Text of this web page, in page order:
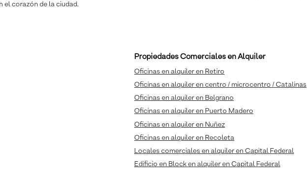
el corazón de la ciudad.
Propiedades Comerciales en Alquiler
Oficinas en alquiler en Retiro
Oficinas en alquiler en centro / microcentro / Catalinas
Oficinas en alquiler en Belgrano
Oficinas en alquiler en Puerto Madero
Oficinas en alquiler en Nuñez
Oficinas en alquiler en Recoleta
Locales comerciales en alquiler en Capital Federal
Edificio en Block en alquiler en Capital Federal